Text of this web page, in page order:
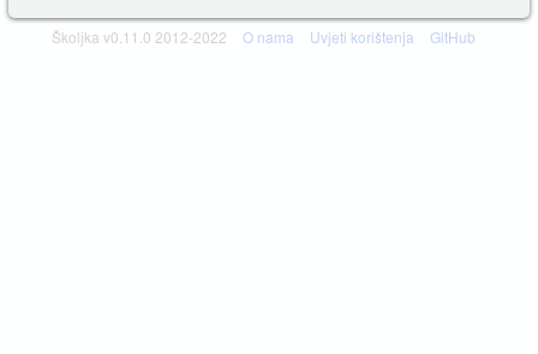
Školjka v0.11.0 2012-2022 O nama Uvjeti korištenja GitHub